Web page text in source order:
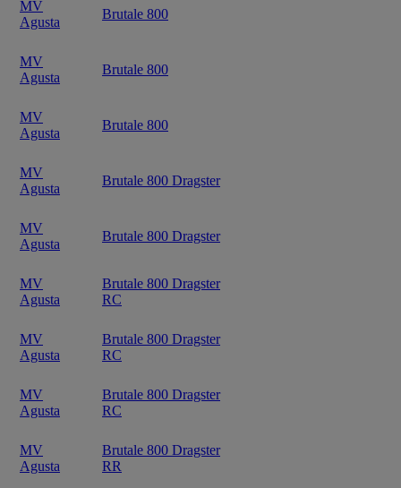
MV
Agusta
Brutale 800
MV
Agusta
Brutale 800
MV
Agusta
Brutale 800
MV
Agusta
Brutale 800 Dragster
MV
Agusta
Brutale 800 Dragster
MV
Agusta
Brutale 800 Dragster
RC
MV
Agusta
Brutale 800 Dragster
RC
MV
Agusta
Brutale 800 Dragster
RC
MV
Agusta
Brutale 800 Dragster
RR